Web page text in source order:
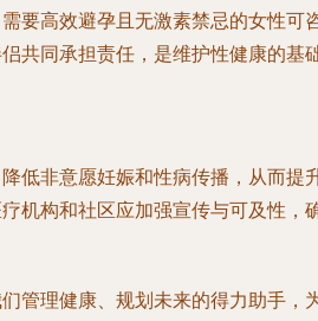
要高效避孕且无激素禁忌的女性可
共同承担责任，是维护性健康的基
低非意愿妊娠和性病传播，从而提
机构和社区应加强宣传与可及性，
管理健康、规划未来的得力助手，